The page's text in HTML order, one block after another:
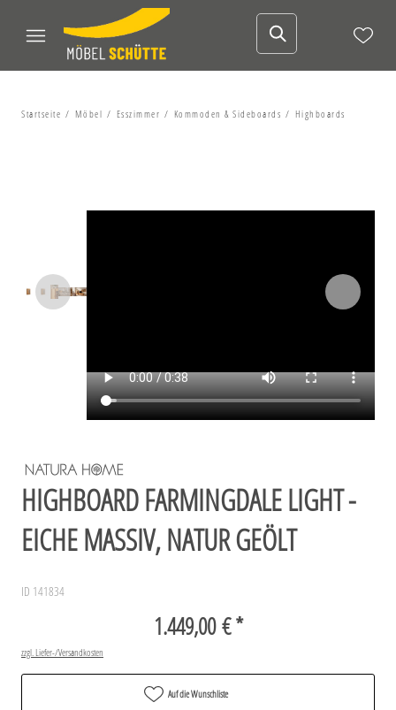
Startseite Möbel Esszimmer Kommoden & Sideboards Highboards
HIGHBOARD FARMINGDALE LIGHT -
EICHE MASSIV, NATUR GEÖLT
ID 141834
1.449,00 € *
zzgl. Liefer-/Versandkosten
Auf die Wunschliste